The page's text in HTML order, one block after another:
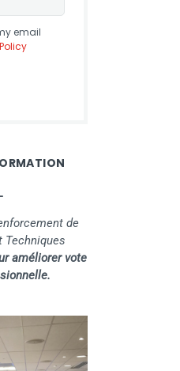
email
de
Techniques
améliorer vote